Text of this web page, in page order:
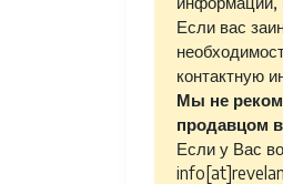
Если вас
контактную
Мы не
продавцом
Если у Вас